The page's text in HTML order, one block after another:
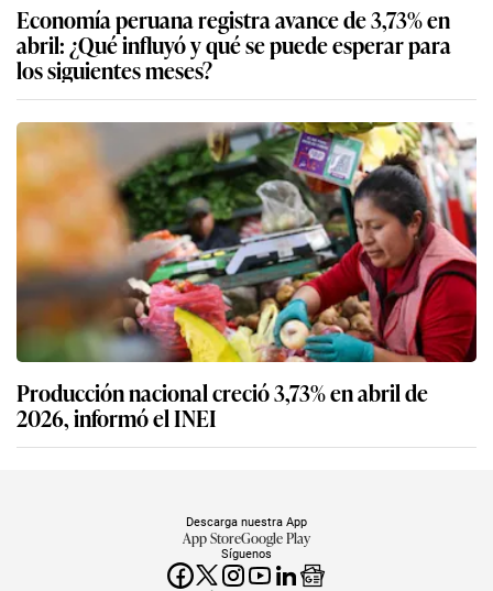
Economía peruana registra avance de 3,73% en
abril: ¿Qué influyó y qué se puede esperar para
los siguientes meses?
Producción nacional creció 3,73% en abril de
2026, informó el INEI
Síguenos
Descarga nuestra App
App StoreGoogle Play